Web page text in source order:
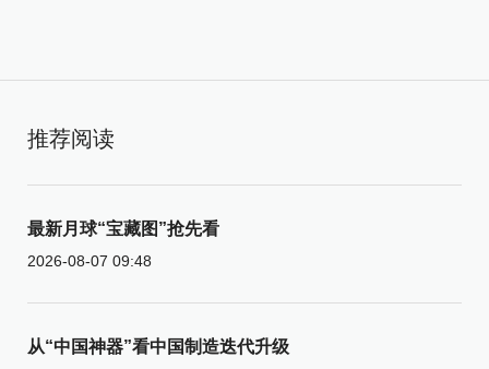
推荐阅读
最新月球“宝藏图”抢先看
2026-08-07 09:48
从“中国神器”看中国制造迭代升级